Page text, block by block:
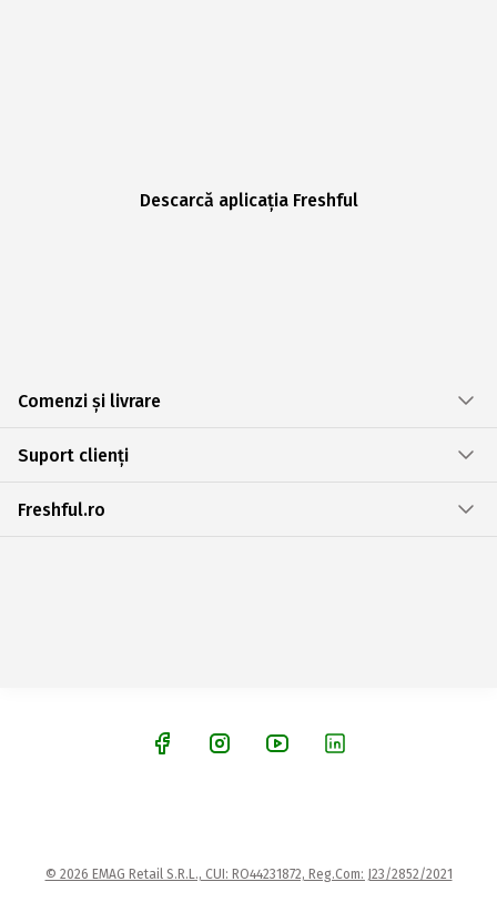
Descarcă aplicația Freshful
Comenzi și livrare
Suport clienți
Freshful.ro
© 2026 EMAG Retail S.R.L., CUI: RO44231872, Reg.Com: J23/2852/2021